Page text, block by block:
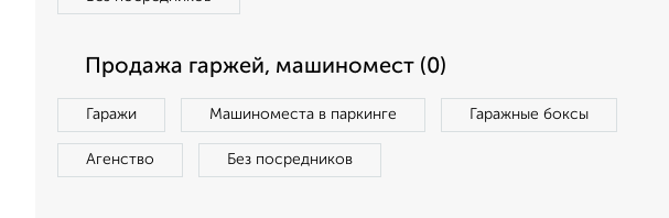
Продажа гаржей, машиномест (0)
Гаражи Машиноместа в паркинге Гаражные боксы
Агенство Без посредников